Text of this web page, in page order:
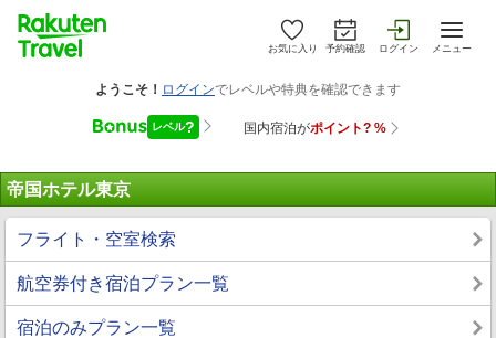
お気に入り 予約確認 ログイン メニュー
帝国ホテル東京
フライト・空室検索
航空券付き宿泊プラン一覧
宿泊のみプラン一覧